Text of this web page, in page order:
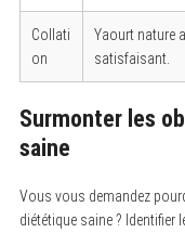
Collati
on
Yaourt nature
satisfaisant.
Surmonter les
saine
Vous vous demandez
diététique saine ? Identifier